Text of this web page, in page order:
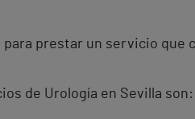
prestar un servicio
de Urología en Sevilla son: